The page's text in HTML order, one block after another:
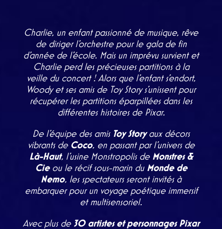
Charlie, un enfant passionné de musique, rêve
de diriger l’orchestre pour le gala de fin
d’année de l’école. Mais un imprévu survient et
Charlie perd les précieuses partitions à la
veille du concert ! Alors que l’enfant s’endort,
Woody et ses amis de Toy Story s’unissent pour
récupérer les partitions éparpillées dans les
différentes histoires de Pixar.
De l’équipe des amis Toy Storyaux décors
vibrants de Coco, en passant par l’univers de
Là-Haut, l’usine Monstropolis de Monstres &
Cieou le récif sous-marin du Monde de
Nemo, les spectateurs seront invités à
embarquer pour un voyage poétique immersif
et multisensoriel.
Avec plus de 30 artistes et personnages Pixar